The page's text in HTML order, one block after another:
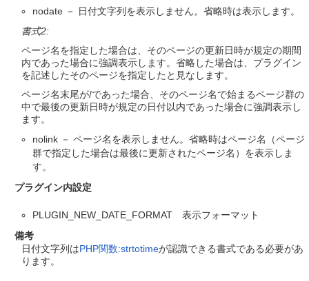
nodate － 日付文字列を表示しません。省略時は表示します。
書式2:
ページ名を指定した場合は、そのページの更新日時が規定の期間
内であった場合に強調表示します。省略した場合は、プラグイン
を記述したそのページを指定したと見なします。
ページ名末尾が/であった場合、そのページ名で始まるページ群の
中で最後の更新日時が規定の日付以内であった場合に強調表示し
ます。
nolink － ページ名を表示しません。省略時はページ名（ページ
群で指定した場合は最後に更新されたページ名）を表示しま
す。
プラグイン内設定
PLUGIN_NEW_DATE_FORMAT 表示フォーマット
備考
日付文字列はPHP関数:strtotimeが認識できる書式である必要があ
ります。